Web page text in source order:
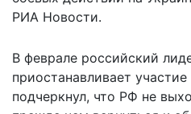
РИА Новости.
В феврале российский
приостанавливает
подчеркнул, что РФ не